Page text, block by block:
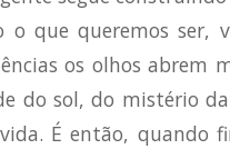
o que queremos ser,
os olhos abrem
do sol, do mistério
É então, quando